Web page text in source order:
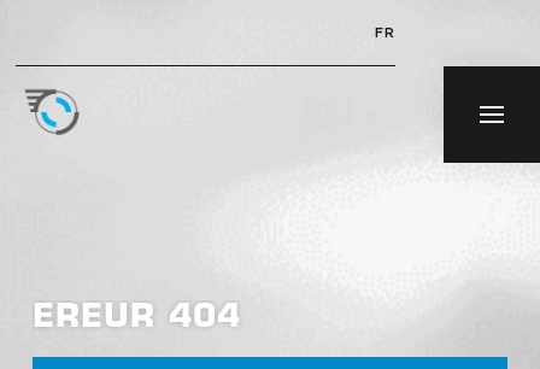
FR
EREUR 404